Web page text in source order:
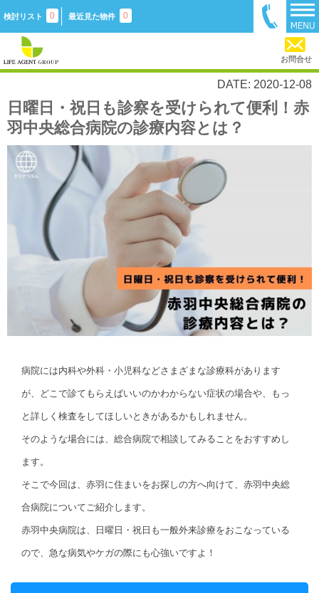
検討リスト 0 最近見た物件 0
お問合せ
DATE: 2020-12-08
日曜日・祝日も診察を受けられて便利！赤
羽中央総合病院の診療内容とは？
病院には内科や外科・小児科などさまざまな診療科があります
が、どこで診てもらえばいいのかわからない症状の場合や、もっ
と詳しく検査をしてほしいときがあるかもしれません。
そのような場合には、総合病院で相談してみることをおすすめし
ます。
そこで今回は、赤羽に住まいをお探しの方へ向けて、赤羽中央総
合病院についてご紹介します。
赤羽中央病院は、日曜日・祝日も一般外来診療をおこなっている
ので、急な病気やケガの際にも心強いですよ！